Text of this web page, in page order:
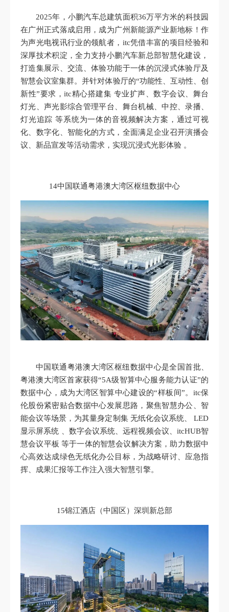
2025年，小鹏汽车总建筑面积36万平方米的科技园
在广州正式落成启用，成为广州新能源产业新地标！作
为声光电视讯行业的领航者，itc凭借丰富的项目经验和
深厚技术积淀，全力支持小鹏汽车新总部智慧化建设，
打造集展示、交流、体验功能于一体的沉浸式体验厅及
智慧会议室集群。并针对体验厅的“功能性、互动性、创
新性”要求，itc精心搭建集 专业扩声、数字会议、舞台
灯光、声光影综合管理平台、舞台机械、中控、录播、
灯光追踪 等系统为一体的音视频解决方案，通过可视
化、数字化、智能化的方式，全面满足企业召开演播会
议、新品宣发等活动需求，实现沉浸式光影体验 。
14中国联通粤港澳大湾区枢纽数据中心
中国联通粤港澳大湾区枢纽数据中心是全国首批、
粤港澳大湾区首家获得“5A级智算中心服务能力认证”的
数据中心，成为大湾区智算中心建设的“样板间”。itc保
伦股份紧密贴合数据中心发展思路，聚焦智慧办公、智
能会议等场景，为其量身定制集 无纸化会议系统、 LED
显示屏系统 、数字会议系统、远程视频会议、itcHUB智
慧会议平板 等于一体的智慧会议解决方案，助力数据中
心高效达成绿色无纸化办公目标，为战略研讨、应急指
挥、成果汇报等工作注入强大智慧引擎。
15锦江酒店（中国区）深圳新总部